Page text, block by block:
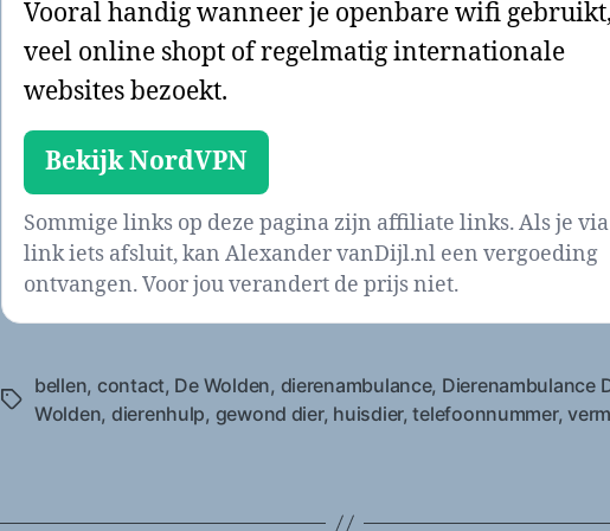
Vooral handig wanneer je openbare wifi gebruikt,
veel online shopt of regelmatig internationale
websites bezoekt.
Bekijk NordVPN
Sommige links op deze pagina zijn affiliate links. Als je via
link iets afsluit, kan Alexander vanDijl.nl een vergoeding
ontvangen. Voor jou verandert de prijs niet.
Tags
bellen, contact, De Wolden, dierenambulance, Dierenambulance
Wolden, dierenhulp, gewond dier, huisdier,telefoonnummer,